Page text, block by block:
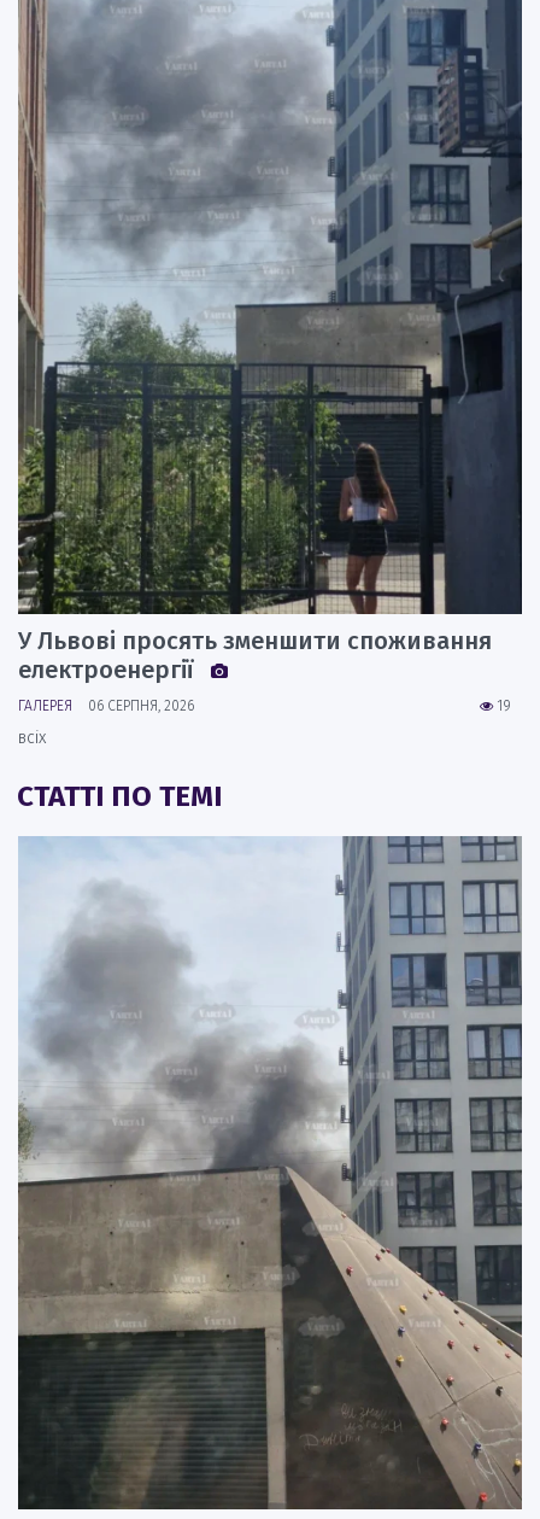
У Львові просять зменшити споживання
електроенергії
19
ГАЛЕРЕЯ 06 СЕРПНЯ, 2026
всіх
СТАТТІ ПО ТЕМІ